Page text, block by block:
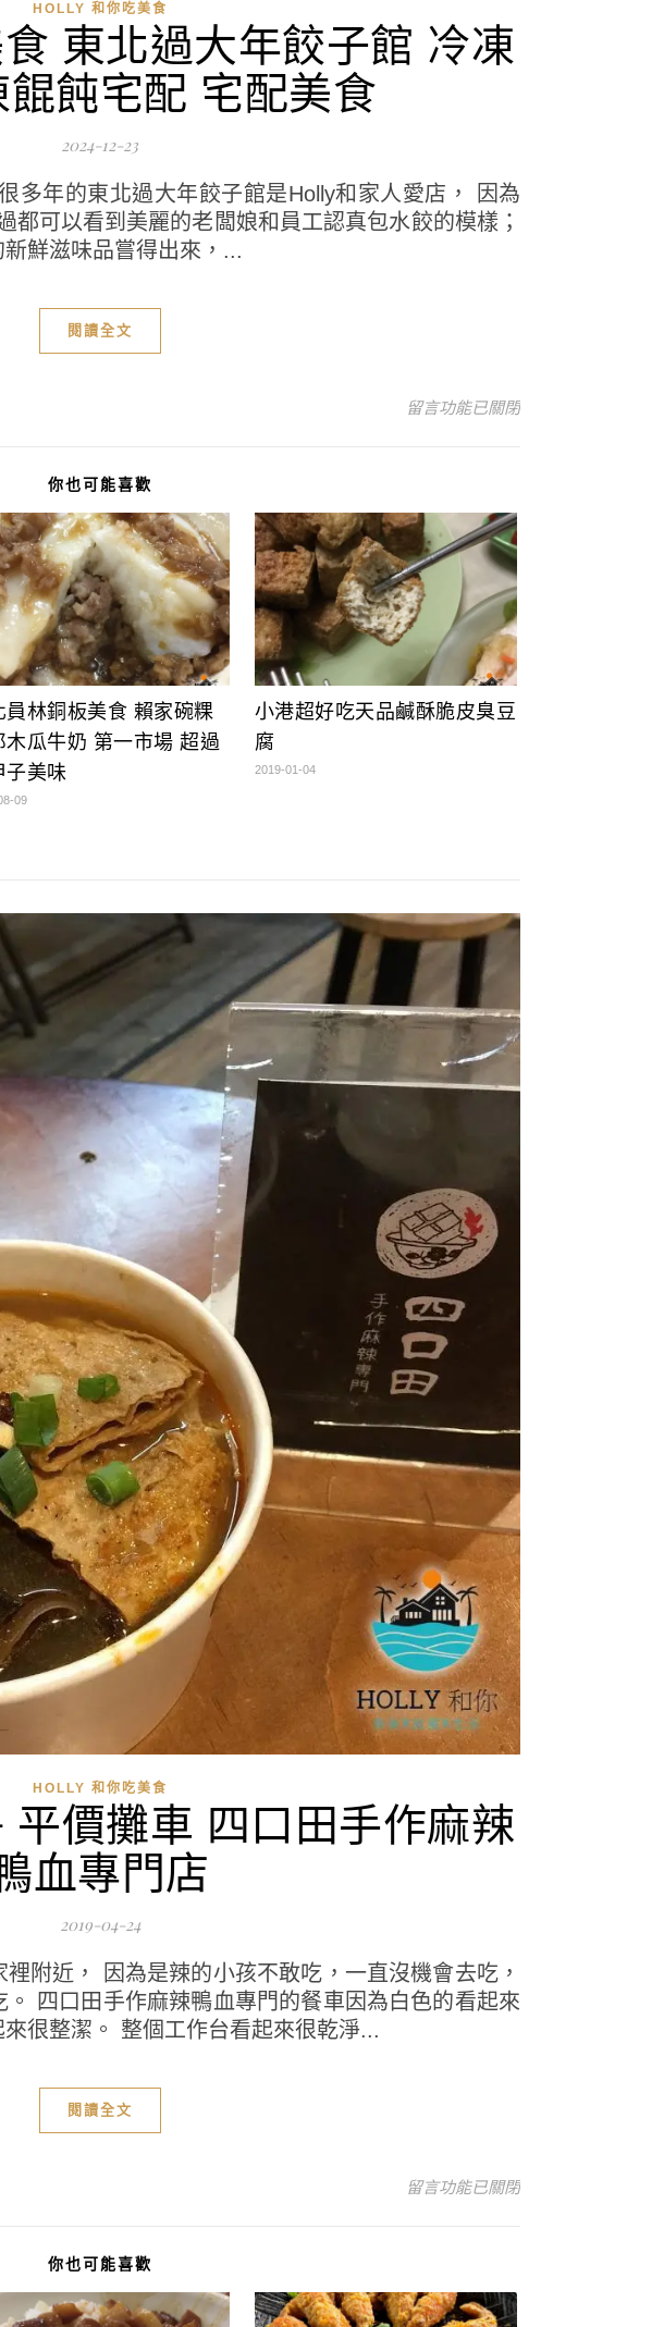
HOLLY 和你吃美食
東北過大年餃子館 冷凍
飩宅配 宅配美食
2024-12-23
多年的東北過大年餃子館是Holly和家人愛店， 因為
都可以看到美麗的老闆娘和員工認真包水餃的模樣；
鮮滋味品嘗得出來，...
閱讀全文
在〈小港美食 機場美食 東北過大
留言功能已關閉
你也可能喜歡
員林銅板美食 賴家碗粿
木瓜牛奶 第一市場 超過
子美味
09
小港超好吃天品鹹酥脆皮臭豆
腐
2019-01-04
HOLLY 和你吃美食
平價攤車 四口田手作麻辣
血專門店
2019-04-24
附近， 因為是辣的小孩不敢吃，一直沒機會去吃，
四口田手作麻辣鴨血專門的餐車因為白色的看起來
很整潔。 整個工作台看起來很乾淨...
閱讀全文
在〈服務佳 環境乾淨 平價攤車 四
留言功能已關閉
你也可能喜歡